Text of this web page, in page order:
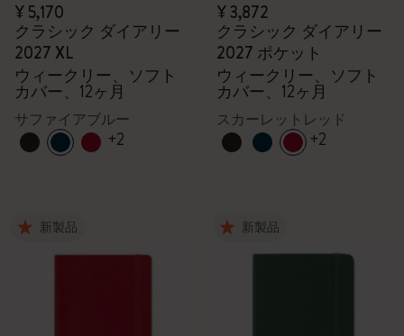
¥ 5,170
クラシック ダイアリー
2027 XL
ウィークリー、ソフト
カバー、12ヶ月
サファイアブルー
+2
¥ 3,872
クラシック ダイアリー
2027 ポケット
ウィークリー、ソフト
カバー、12ヶ月
スカーレットレッド
+2
新製品 新製品